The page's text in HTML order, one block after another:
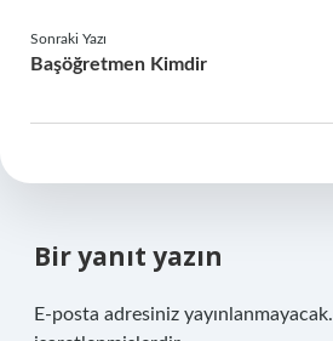
Sonraki Yazı
Başöğretmen Kimdir
Bir yanıt yazın
E-posta adresiniz yayınlanmayacak.